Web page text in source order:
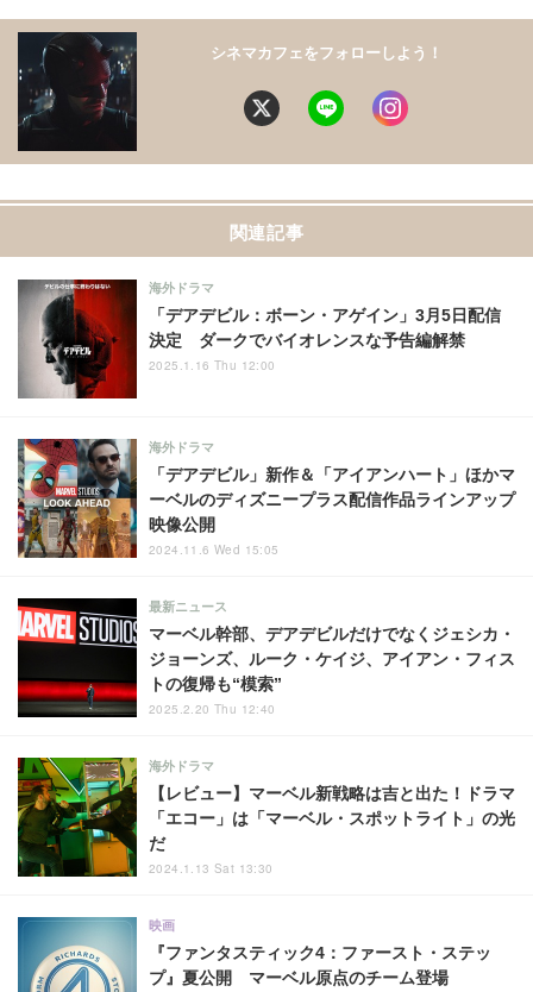
シネマカフェをフォローしよう！
関連記事
「デアデビル：ボーン・アゲイン」3月5日配信
決定 ダークでバイオレンスな予告編解禁
海外ドラマ
2025.1.16 Thu 12:00
「デアデビル」新作＆「アイアンハート」ほかマ
ーベルのディズニープラス配信作品ラインアップ
映像公開
海外ドラマ
2024.11.6 Wed 15:05
マーベル幹部、デアデビルだけでなくジェシカ・
ジョーンズ、ルーク・ケイジ、アイアン・フィス
トの復帰も“模索”
最新ニュース
2025.2.20 Thu 12:40
【レビュー】マーベル新戦略は吉と出た！ドラマ
「エコー」は「マーベル・スポットライト」の光
だ
海外ドラマ
2024.1.13 Sat 13:30
『ファンタスティック4：ファースト・ステッ
プ』夏公開 マーベル原点のチーム登場
映画